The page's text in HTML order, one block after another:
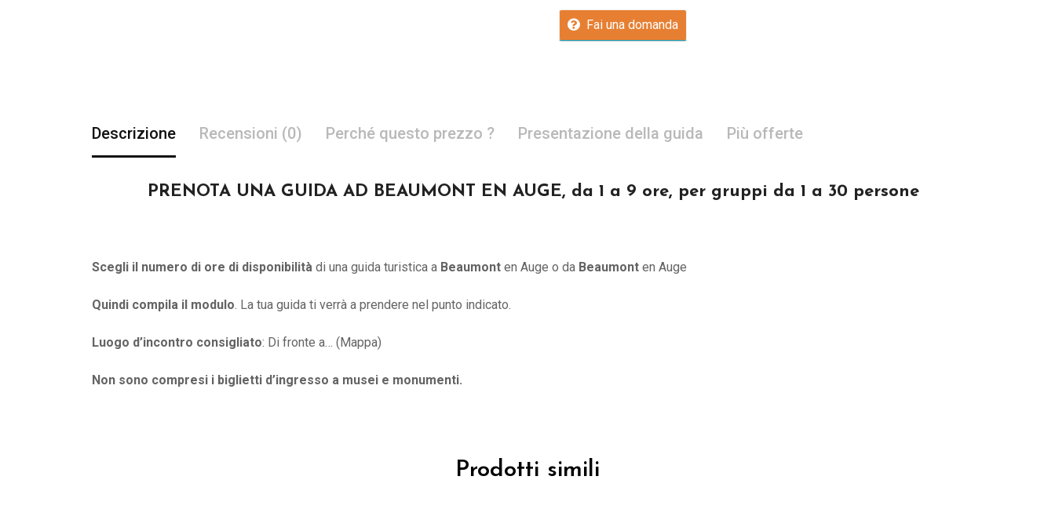
Fai una domanda
Descrizione Recensioni (0) Perché questo prezzo ? Presentazione della guida Più offerte
PRENOTA UNA GUIDA AD BEAUMONT EN AUGE, da 1 a 9 ore, per gruppi da 1 a 30 persone
Scegli il numero di ore di disponibilità di una guida turistica a Beaumont en Auge o da Beaumont en Auge
Quindi compila il modulo. La tua guida ti verrà a prendere nel punto indicato.
Luogo d’incontro consigliato: Di fronte a… (Mappa)
Non sono compresi i biglietti d’ingresso a musei e monumenti.
Prodotti simili